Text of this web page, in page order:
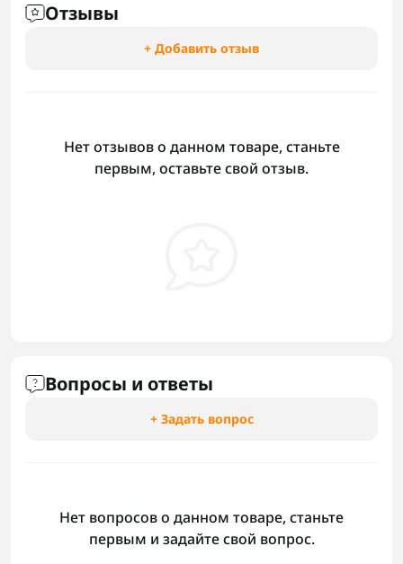
Отзывы
+ Добавить отзыв
Нет отзывов о данном товаре, станьте
первым, оставьте свой отзыв.
Вопросы и ответы
+ Задать вопрос
Нет вопросов о данном товаре, станьте
первым и задайте свой вопрос.